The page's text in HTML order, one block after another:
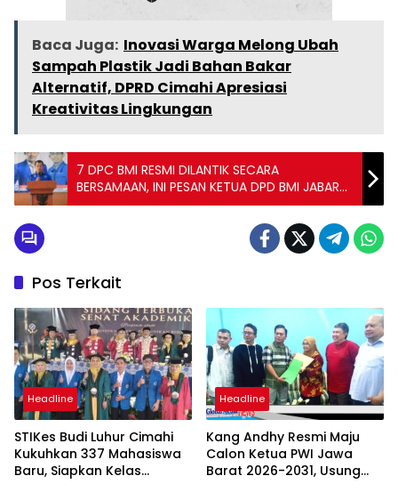
Baca Juga: Inovasi Warga Melong Ubah
Sampah Plastik Jadi Bahan Bakar
Alternatif, DPRD Cimahi Apresiasi
Kreativitas Lingkungan
7 DPC BMI RESMI DILANTIK SECARA
BERSAMAAN, INI PESAN KETUA DPD BMI JABAR
IMAM TUNGGARA
Pos Terkait
Headline
STIKes Budi Luhur Cimahi
Kukuhkan 337 Mahasiswa
Baru, Siapkan Kelas
Headline
Kang Andhy Resmi Maju
Calon Ketua PWI Jawa
Barat 2026-2031, Usung